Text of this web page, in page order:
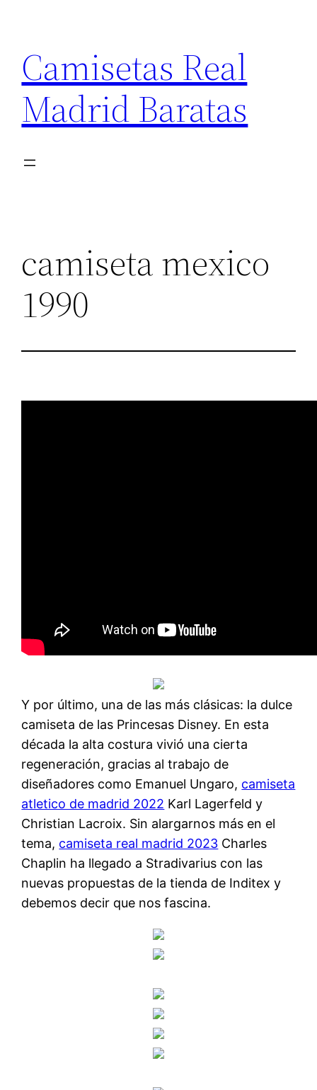
contenido
Camisetas Real
Madrid Baratas
camiseta mexico
1990
Y por último, una de las más clásicas: la dulce
camiseta de las Princesas Disney. En esta
década la alta costura vivió una cierta
regeneración, gracias al trabajo de
diseñadores como Emanuel Ungaro, camiseta
atletico de madrid 2022 Karl Lagerfeld y
Christian Lacroix. Sin alargarnos más en el
tema, camiseta real madrid 2023 Charles
Chaplin ha llegado a Stradivarius con las
nuevas propuestas de la tienda de Inditex y
debemos decir que nos fascina.